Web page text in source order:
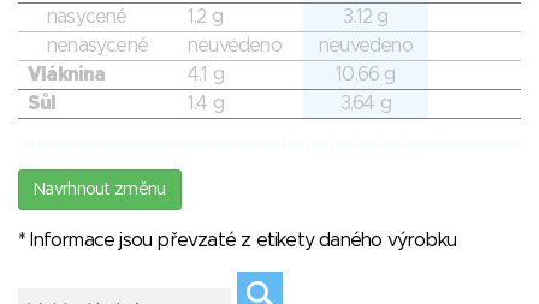
nasycené 1.2 g
3.12 g
nenasycené
neuvedeno
neuvedeno
Vláknina
4.1 g
10.66 g
Sůl
1.4 g 3.64 g
Navrhnout změnu
* Informace jsou převzaté z etikety daného výrobku